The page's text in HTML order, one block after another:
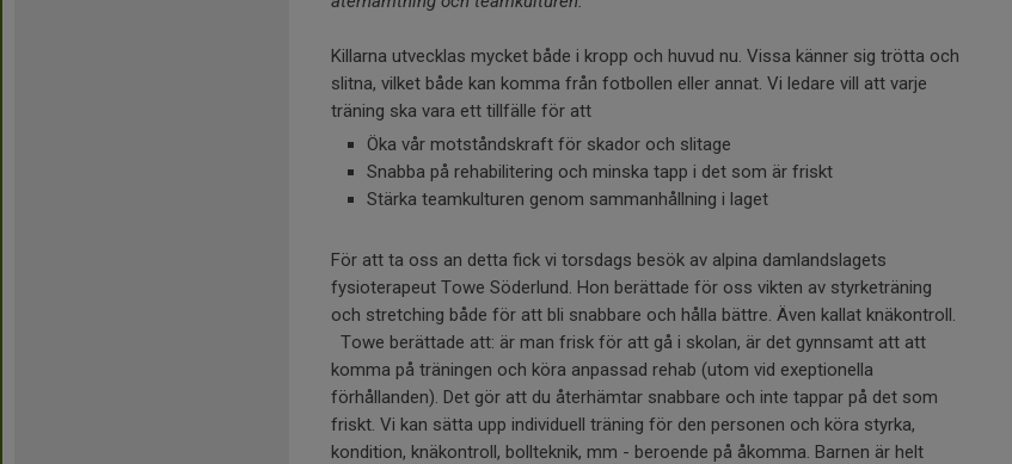
Killarna utvecklas mycket både i kropp och huvud nu. Vissa känner sig trötta och
slitna, vilket både kan komma från fotbollen eller annat. Vi ledare vill att varje
träning ska vara ett tillfälle för att
Öka vår motståndskraft för skador och slitage
Snabba på rehabilitering och minska tapp i det som är friskt
Stärka teamkulturen genom sammanhållning i laget
För att ta oss an detta fick vi torsdags besök av alpina damlandslagets
fysioterapeut Towe Söderlund. Hon berättade för oss vikten av styrketräning
och stretching både för att bli snabbare och hålla bättre. Även kallat knäkontroll.
Towe berättade att: är man frisk för att gå i skolan, är det gynnsamt att att
komma på träningen och köra anpassad rehab (utom vid exeptionella
förhållanden). Det gör att du återhämtar snabbare och inte tappar på det som
friskt. Vi kan sätta upp individuell träning för den personen och köra styrka,
kondition, knäkontroll, bollteknik, mm - beroende på åkomma. Barnen är helt